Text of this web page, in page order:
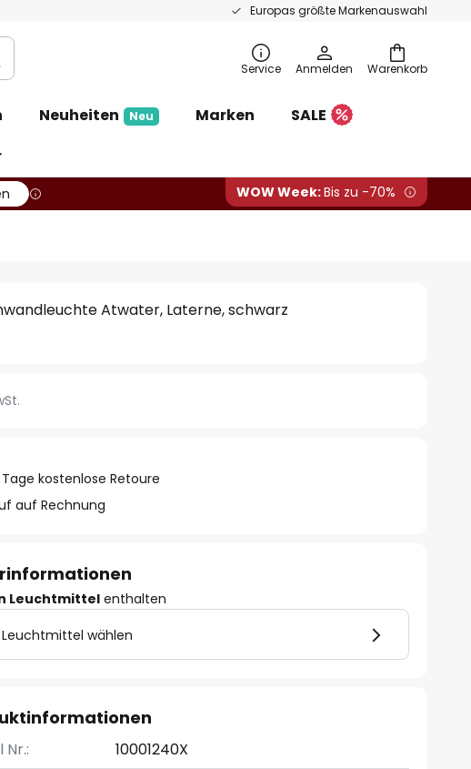
Europas größte Markenauswahl
Warenkorb
Service Anmelden
Neuheiten Neu Marken
SALE
WOW Week:Bis zu -70%
Atwater, Laterne, schwarz
kostenlose Retoure
auf Rechnung
Leuchtmittel enthalten
Leuchtmittel wählen
10001240X